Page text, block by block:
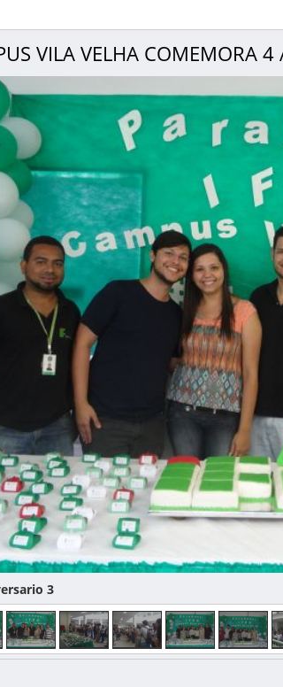
VILA VELHA COMEMORA
3